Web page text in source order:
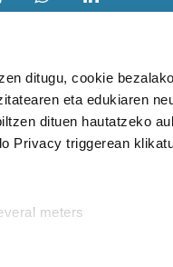
ditugu, cookie
eta edukiaren
dituen hautatzeko
Privacy triggerean
meters
Pribatutasun